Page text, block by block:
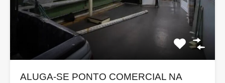
ALUGA-SE PONTO COMERCIAL NA